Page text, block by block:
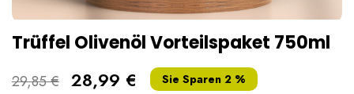
Trüffel Olivenöl Vorteilspaket 750ml
29,85 € 28,99 € Sie Sparen 2 %